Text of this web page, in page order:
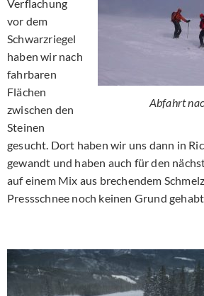
Abfahrt
Verflachung
vor dem
Schwarzriegel
haben wir nach
fahrbaren
Flächen
zwischen den
Steinen
gesucht. Dort haben wir uns dann in
gewandt und haben auch für den
auf einem Mix aus brechendem
Pressschnee noch keinen Grund